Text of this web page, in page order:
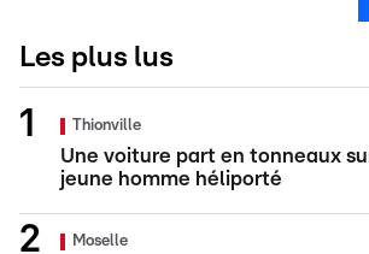
Les plus lus
Thionville
Une voiture part en tonneaux
jeune homme héliporté
Moselle